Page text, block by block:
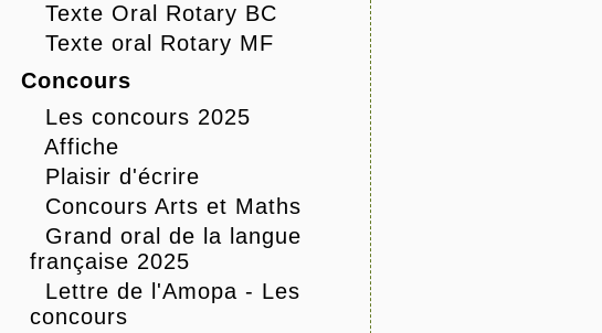
Texte Oral Rotary BC
Texte oral Rotary MF
Concours
Les concours 2025
Affiche
Plaisir d'écrire
Concours Arts et Maths
Grand oral de la langue
française 2025
Lettre de l'Amopa - Les
concours